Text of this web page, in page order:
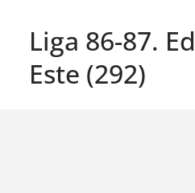
Liga 86-87.
Este (292)